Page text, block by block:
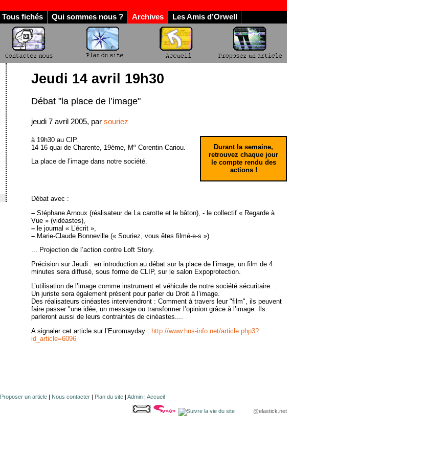
Tous fichés Qui sommes nous ? Archives Les Amis d’Orwell
Jeudi 14 avril 19h30
Débat "la place de l’image"
jeudi 7 avril 2005, par souriez
Durant la semaine,
retrouvez chaque jour
le compte rendu des
actions !
à 19h30 au CIP.
14-16 quai de Charente, 19ème, Mº Corentin Cariou.
La place de l’image dans notre société.
Débat avec :
– Stéphane Arnoux (réalisateur de La carotte et le bâton), - le collectif « Regarde à
Vue » (vidéastes),
– le journal « L’écrit »,
– Marie-Claude Bonneville (« Souriez, vous êtes filmé-e-s »)
... Projection de l’action contre Loft Story.
Précision sur Jeudi : en introduction au débat sur la place de l’image, un film de 4
minutes sera diffusé, sous forme de CLIP, sur le salon Expoprotection.
L’utilisation de l’image comme instrument et véhicule de notre société sécuritaire. .
Un juriste sera également présent pour parler du Droit à l’image.
Des réalisateurs cinéastes interviendront : Comment à travers leur "film", ils peuvent
faire passer "une idée, un message ou transformer l’opinion grâce à l’image. Ils
parleront aussi de leurs contraintes de cinéastes....
A signaler cet article sur l’Euromayday : http://www.hns-info.net/article.php3?
id_article=6096
Proposer un article | Nous contacter | Plan du site | Admin | Accueil
@elastick.net